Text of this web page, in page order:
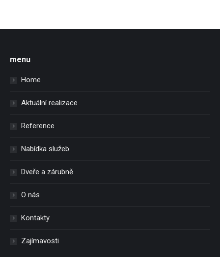
menu
Home
Aktuální realizace
Reference
Nabídka služeb
Dveře a zárubně
O nás
Kontakty
Zajímavosti